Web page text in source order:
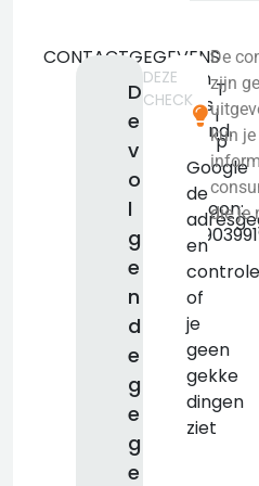
CONTACTGEGEVENS
D
e
v
o
l
g
e
n
d
e
g
e
g
e
Geen
adres
bekend.
KVK:
false
Telefoon:
T
i
p
Google
de
en
of
je
geen
gekke
dingen
ziet
DEZE
CHECK
De
zijn
kun je
die je